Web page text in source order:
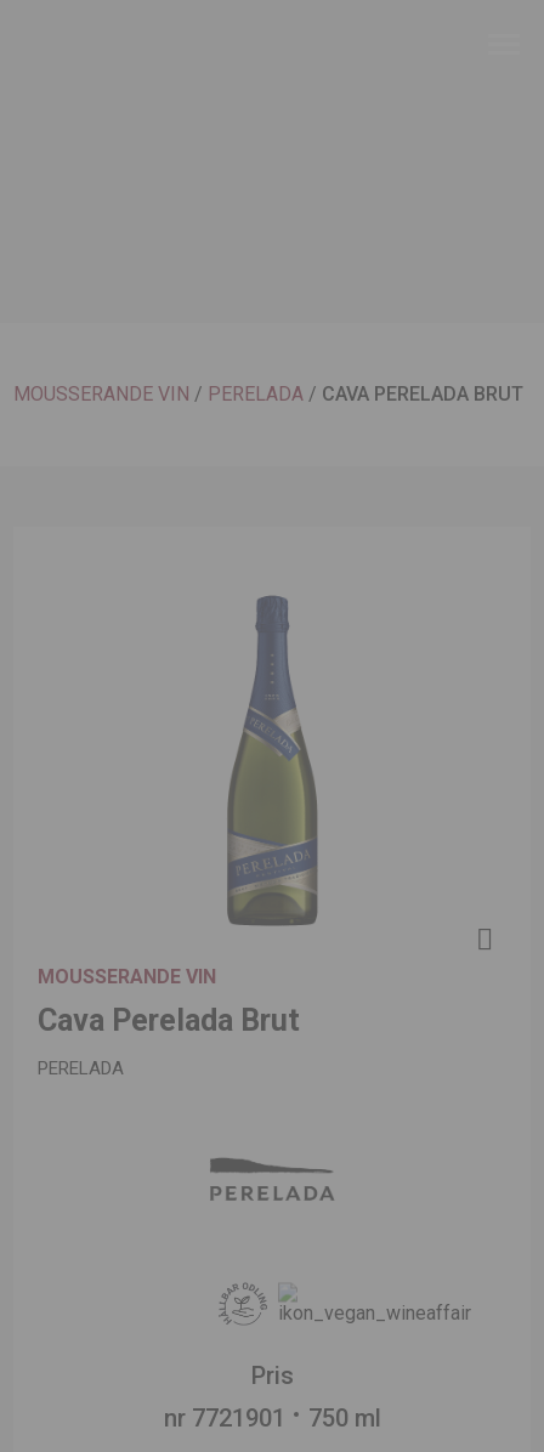
MOUSSERANDE VIN / PERELADA / CAVA PERELADA BRUT
MOUSSERANDE VIN
Cava Perelada Brut
PERELADA
Pris
nr 7721901
750 ml